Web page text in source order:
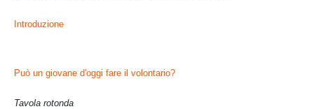
Introduzione
Può un giovane d'oggi fare il volontario?
Tavola rotonda